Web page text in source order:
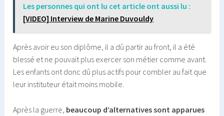
Les personnes qui ont lu cet article ont aussi lu :
[VIDEO] Interview de Marine Duvouldy
Après avoir eu son diplôme, il a dû partir au front, il a été
blessé et ne pouvait plus exercer son métier comme avant.
Les enfants ont donc dû plus actifs pour combler au fait que
leur instituteur était moins mobile.
Après la guerre, beaucoup d’alternatives sont apparues